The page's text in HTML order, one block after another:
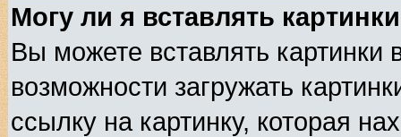
Могу ли я вставлять
Вы можете вставлять
возможности загружать
ссылку на картинку, которая